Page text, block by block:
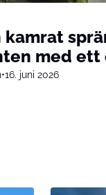
med ett
•16. juni 2026